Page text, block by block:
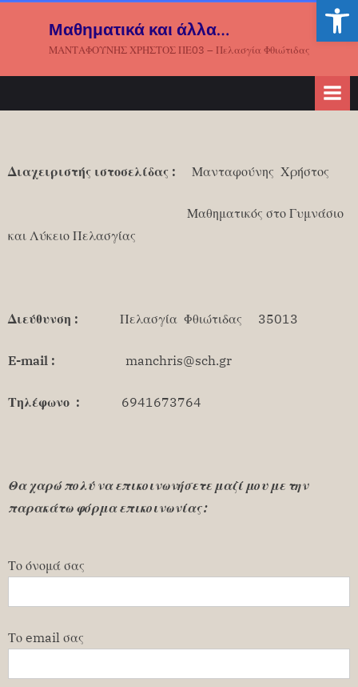
Μαθηματικά και άλλα…
ΜΑΝΤΑΦΟΥΝΗΣ ΧΡΗΣΤΟΣ ΠΕ03 – Πελασγία Φθιώτιδας
Διαχειριστής ιστοσελίδας : Μανταφούνης Χρήστος
Μαθηματικός στο Γυμνάσιο
και Λύκειο Πελασγίας
Διεύθυνση : Πελασγία Φθιώτιδας 35013
E-mail : manchris@sch.gr
Τηλέφωνο : 6941673764
Θα χαρώ πολύ να επικοινωνήσετε μαζί μου με την
παρακάτω φόρμα επικοινωνίας :
Το όνομά σας
Το email σας